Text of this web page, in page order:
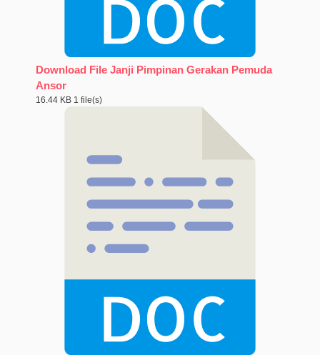
Download File Janji Pimpinan Gerakan Pemuda
Ansor
16.44 KB 1 file(s)